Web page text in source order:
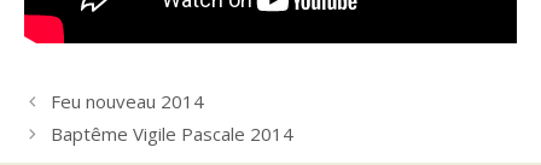
Feu nouveau 2014
Baptême Vigile Pascale 2014